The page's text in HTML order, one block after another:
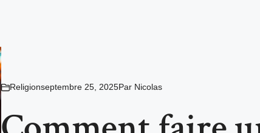
Religionseptembre 25, 2025Par Nicolas